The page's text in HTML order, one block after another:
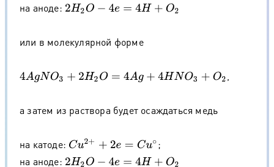
на аноде: 2H2O−4 e= 4H+ O2
или в молекулярной форме
4AgNO3+2 H2 O=4Ag+ 4H NO3+O2
а затем из раствора будет осаждаться медь
на катоде: Cu2++ 2e= Cu ∘
;
на аноде: 2H2O−4 e= 4H+ O2